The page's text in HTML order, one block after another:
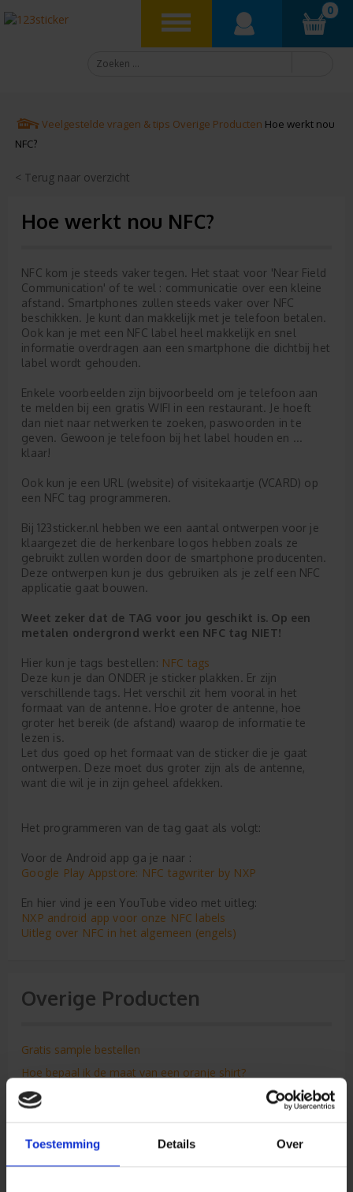
Toestemming Details Over
0
Veelgestelde vragen & tips Overige Producten Hoe werkt nou
NFC?
< Terug naar overzicht
Hoe werkt nou NFC?
NFC kom je steeds vaker tegen. Het staat voor 'Near Field
Communication' of te wel : communicatie over een kleine
afstand. Smartphones zullen steeds vaker over NFC
beschikken. Je kunt dan makkelijk met je telefoon betalen.
Ook kan je met een NFC label heel makkelijk en snel
informatie overdragen aan een smartphone die dichtbij het
label wordt gehouden.
Enkele voorbeelden zijn bijvoorbeeld om je telefoon aan
te melden bij een gratis WIFI in een restaurant. Je hoeft
dan niet naar netwerken te zoeken, paswoorden in te
geven. Gewoon je telefoon bij het label houden en ...
klaar!
Ook kun je een URL (website) of visitekaartje (VCARD) op
een NFC tag programmeren.
Bij 123sticker.nl hebben we een aantal ontwerpen voor je
klaargezet die de herkenbare logos hebben zoals ze
gebruikt zullen worden door de smartphone producenten.
Deze ontwerpen kun je dus gebruiken als je zelf een NFC
applicatie gaat bouwen.
Weet zeker dat de TAG voor jou geschikt is. Op een
metalen ondergrond werkt een NFC tag NIET!
Hier kun je tags bestellen: NFC tags
Deze kun je dan ONDER je sticker plakken. Er zijn
verschillende tags. Het verschil zit hem vooral in het
formaat van de antenne. Hoe groter de antenne, hoe
groter het bereik (de afstand) waarop de informatie te
lezen is.
Let dus goed op het formaat van de sticker die je gaat
ontwerpen. Deze moet dus groter zijn als de antenne,
want die wil je in zijn geheel afdekken.
Het programmeren van de tag gaat als volgt:
Voor de Android app ga je naar :
Google Play Appstore: NFC tagwriter by NXP
En hier vind je een YouTube video met uitleg:
NXP android app voor onze NFC labels
Uitleg over NFC in het algemeen (engels)
Overige Producten
Gratis sample bestellen
Hoe bepaal ik de maat van een oranje shirt?
Levensduur stoeptegels
Kentekenhouders laten bedrukken
Hoe werkt nou NFC?